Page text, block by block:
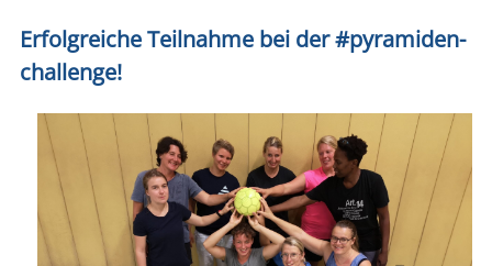
Erfolg­rei­che Teil­nah­me bei der #pyra­mi­den­
cha­ll­enge!